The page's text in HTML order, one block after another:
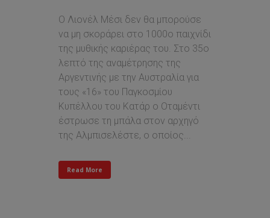
Ο Λιονέλ Μέσι δεν θα μπορούσε
να μη σκοράρει στο 1000ο παιχνίδι
της μυθικής καριέρας του. Στο 35ο
λεπτό της αναμέτρησης της
Αργεντινής με την Αυστραλία για
τους «16» του Παγκοσμίου
Κυπέλλου του Κατάρ ο Οταμέντι
έστρωσε τη μπάλα στον αρχηγό
της Αλμπισελέστε, ο οποίος...
Read More